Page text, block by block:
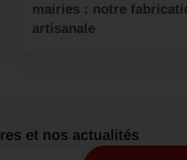
mairies : notre
artisanale
et nos actualités